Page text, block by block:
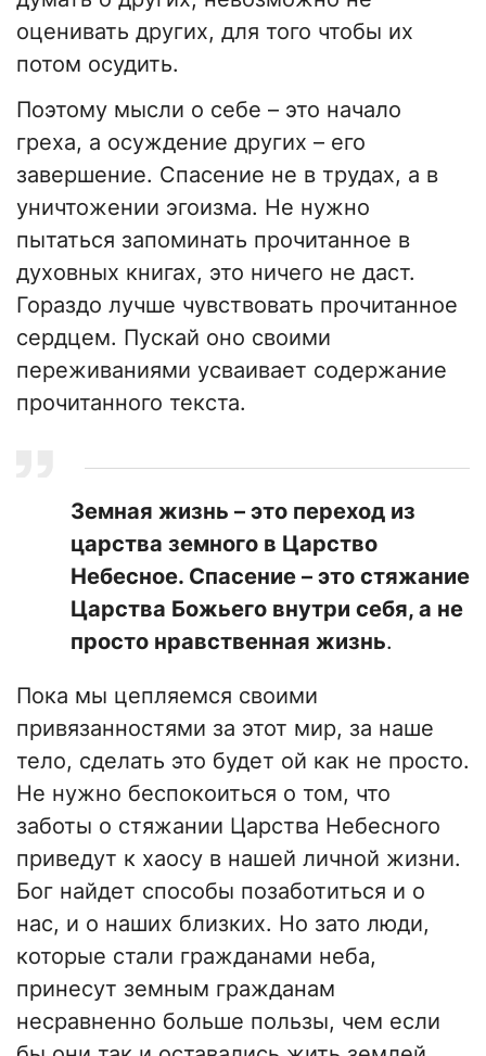
оценивать других, для того чтобы их
потом осудить.
Поэтому мысли о себе – это начало
греха, а осуждение других – его
завершение. Спасение не в трудах, а в
уничтожении эгоизма. Не нужно
пытаться запоминать прочитанное в
духовных книгах, это ничего не даст.
Гораздо лучше чувствовать прочитанное
сердцем. Пускай оно своими
переживаниями усваивает содержание
прочитанного текста.
Земная жизнь – это переход из
царства земного в Царство
Небесное. Спасение – это стяжание
Царства Божьего внутри себя, а не
просто нравственная жизнь.
Пока мы цепляемся своими
привязанностями за этот мир, за наше
тело, сделать это будет ой как не просто.
Не нужно беспокоиться о том, что
заботы о стяжании Царства Небесного
приведут к хаосу в нашей личной жизни.
Бог найдет способы позаботиться и о
нас, и о наших близких. Но зато люди,
которые стали гражданами неба,
принесут земным гражданам
несравненно больше пользы, чем если